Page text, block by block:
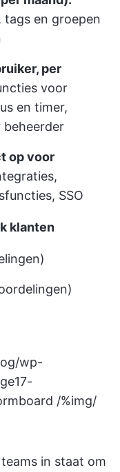
en groepen
per
voor
en timer,
beheerder
op voor
SSO
klanten
wp-
/%img/
in staat om